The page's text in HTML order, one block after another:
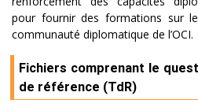
pour fournir des formations sur
communauté diplomatique de l’OCI.
Fichiers comprenant le
de référence (TdR)